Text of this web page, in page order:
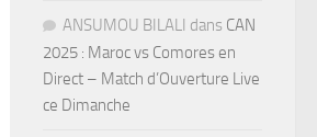
ANSUMOU BILALI dans CAN
2025 : Maroc vs Comores en
Direct – Match d’Ouverture Live
ce Dimanche